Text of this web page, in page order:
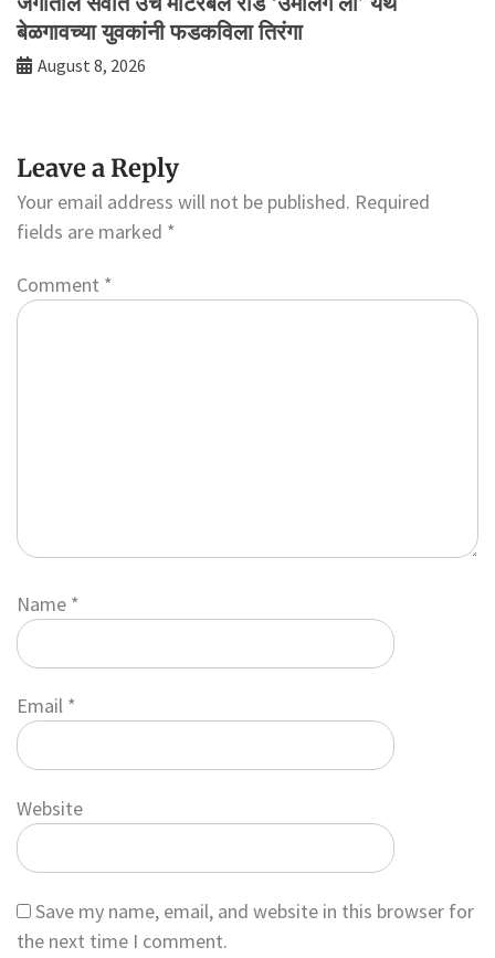
बेळगावच्या युवकांनी फडकविला तिरंगा
August 8, 2026
Leave a Reply
Your email address will not be published. Required
fields are marked *
Comment *
Name *
Email *
Website
Save my name, email, and website in this browser for
the next time I comment.